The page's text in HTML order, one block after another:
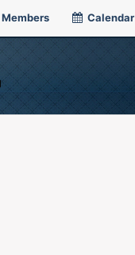
Members Calendar